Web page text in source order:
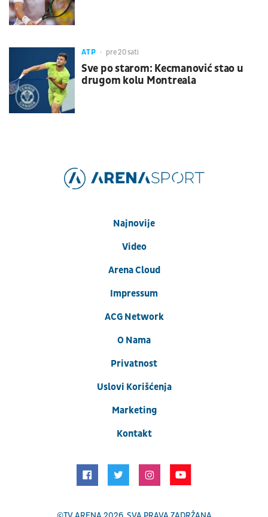
ATP pre 20 sati
Sve po starom: Kecmanović stao u
drugom kolu Montreala
Najnovije
Video
Arena Cloud
Impressum
ACG Network
O Nama
Privatnost
Uslovi Korišćenja
Marketing
Kontakt